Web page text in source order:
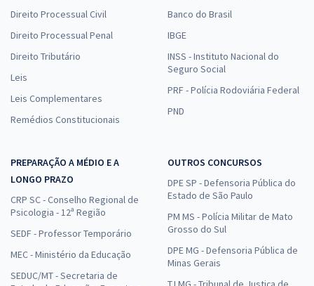
Direito Processual Civil
Direito Processual Penal
Direito Tributário
Leis
Leis Complementares
Remédios Constitucionais
Banco do Brasil
IBGE
INSS - Instituto Nacional do
Seguro Social
PRF - Polícia Rodoviária Federal
PND
PREPARAÇÃO A MÉDIO E A
LONGO PRAZO
CRP SC - Conselho Regional de
Psicologia - 12ª Região
SEDF - Professor Temporário
MEC - Ministério da Educação
SEDUC/MT - Secretaria de
OUTROS CONCURSOS
DPE SP - Defensoria Pública do
Estado de São Paulo
PM MS - Polícia Militar de Mato
Grosso do Sul
DPE MG - Defensoria Pública de
Minas Gerais